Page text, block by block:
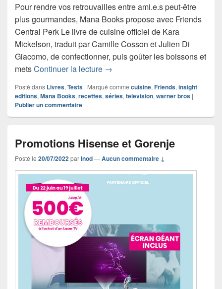
Pour rendre vos retrouvailles entre ami.e.s peut-être
plus gourmandes, Mana Books propose avec Friends
Central Perk Le livre de cuisine officiel de Kara
Mickelson, traduit par Camille Cosson et Julien Di
Giacomo, de confectionner, puis goûter les boissons et
metsContinuer la lecture Chronique Friends Central Perk
→
Posté dans Livres, Tests | Marqué comme cuisine, Friends, insight
editions, Mana Books, recettes, séries, television, warner bros |
Publier un commentaire
Promotions Hisense et Gorenje
Posté le 20/07/2022parInod—Aucun commentaire ↓